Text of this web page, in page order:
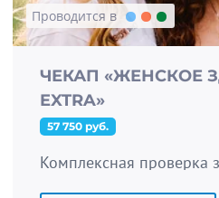
Проводится в
ЧЕКАП «ЖЕНСКОЕ
EXTRA»
57 750 руб.